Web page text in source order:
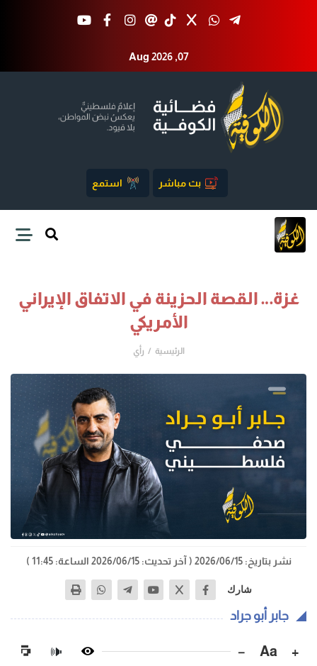
Aug 2026 ,07
بث مباشر استمع
غزة… القصة الحزينة في الاتفاق الإيراني
الأمريكي
الرئيسية رأي
نشر بتاريخ: 2026/06/15 ( آخر تحديث: 2026/06/15 الساعة: 11:45 )
شارك
جابر أبو جراد
+
Aa
−
🔊